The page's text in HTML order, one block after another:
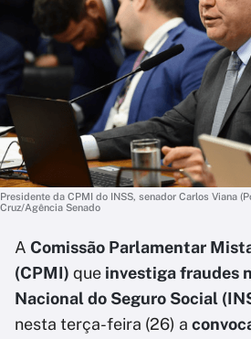
Presidente da CPMI do INSS, senador Carlos Viana
Cruz/Agência Senado
A Comissão Parlamentar
(CPMI) que investiga fraudes
Nacional do Seguro Social
nesta terça-feira (26) a